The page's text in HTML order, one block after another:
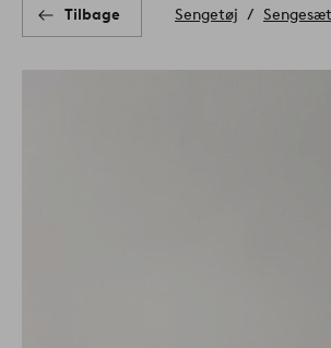
Tilbage Sengetøj Sengesæt